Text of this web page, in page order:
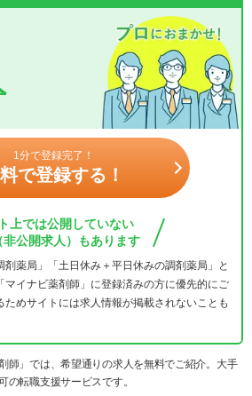
1分で登録完了！
で登録する！
上では公開していない
非公開求人）もあります
剤薬局」「土日休み＋平日休みの調剤薬局」と
マイナビ薬剤師」に登録済みの方に優先的にご
めサイトには求人情報が掲載されないことも
師」では、希望通りの求人を無料でご紹介。大手
の転職支援サービスです。